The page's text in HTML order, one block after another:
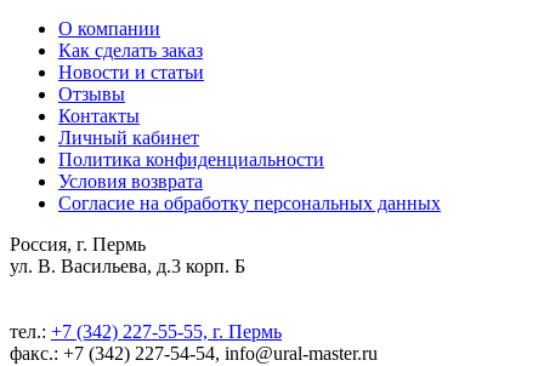
О компании
Как сделать заказ
Новости и статьи
Отзывы
Контакты
Личный кабинет
Политика конфиденциальности
Условия возврата
Согласие на обработку персональных данных
Россия, г. Пермь
ул. В. Васильева, д.3 корп. Б
тел.: +7 (342) 227-55-55, г. Пермь
факс.: +7 (342) 227-54-54, info@ural-master.ru